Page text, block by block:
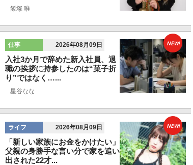
飯塚 唯
仕事 2026年08月09日
入社3か月で辞めた新入社員、退
職の挨拶に持参したのは“菓子折
り”ではなく…...
星谷なな
NEW!
ライフ 2026年08月09日
「新しい家族にお金をかけたい」
父親の身勝手な言い分で家を追い
出された22才...
NEW!